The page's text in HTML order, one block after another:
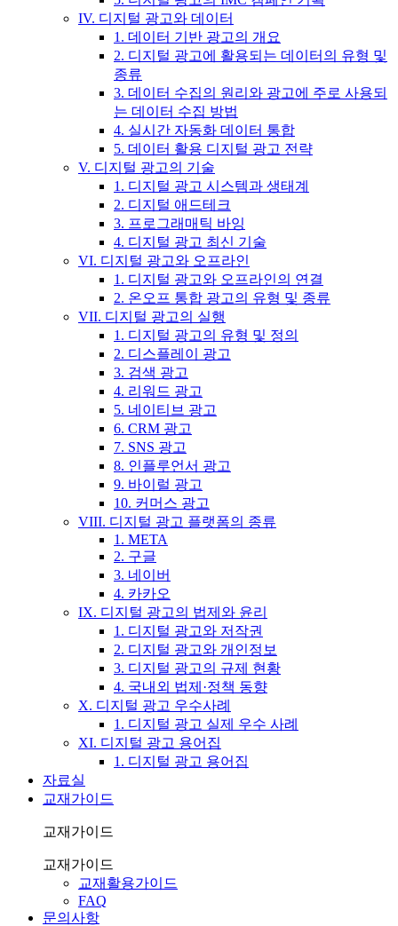
IV. 디지털 광고와 데이터
1. 데이터 기반 광고의 개요
2. 디지털 광고에 활용되는 데이터의 유형 및
종류
3. 데이터 수집의 원리와 광고에 주로 사용되
는 데이터 수집 방법
4. 실시간 자동화 데이터 통합
5. 데이터 활용 디지털 광고 전략
V. 디지털 광고의 기술
1. 디지털 광고 시스템과 생태계
2. 디지털 애드테크
3. 프로그래매틱 바잉
4. 디지털 광고 최신 기술
VI. 디지털 광고와 오프라인
1. 디지털 광고와 오프라인의 연결
2. 온오프 통합 광고의 유형 및 종류
VII. 디지털 광고의 실행
1. 디지털 광고의 유형 및 정의
2. 디스플레이 광고
3. 검색 광고
4. 리워드 광고
5. 네이티브 광고
6. CRM 광고
7. SNS 광고
8. 인플루언서 광고
9. 바이럴 광고
10. 커머스 광고
VIII. 디지털 광고 플랫폼의 종류
1. META
2. 구글
3. 네이버
4. 카카오
IX. 디지털 광고의 법제와 윤리
1. 디지털 광고와 저작권
2. 디지털 광고와 개인정보
3. 디지털 광고의 규제 현황
4. 국내외 법제·정책 동향
X. 디지털 광고 우수사례
1. 디지털 광고 실제 우수 사례
XI. 디지털 광고 용어집
1. 디지털 광고 용어집
자료실
교재가이드
교재가이드
교재가이드
교재활용가이드
FAQ
문의사항